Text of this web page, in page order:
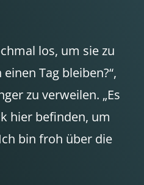
los, um sie zu
Tag bleiben?“,
zu verweilen. „Es
hier befinden, um
bin froh über die